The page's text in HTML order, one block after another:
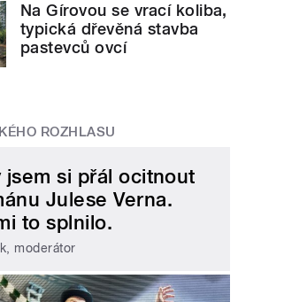
Na Gírovou se vrací koliba,
typická dřevěná stavba
pastevců ovcí
ROZHLASU
jsem si přál ocitnout
Julese Verna.
to splnilo.
moderátor